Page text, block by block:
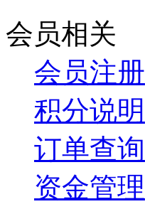
会员相关
会员注册
积分说明
订单查询
资金管理